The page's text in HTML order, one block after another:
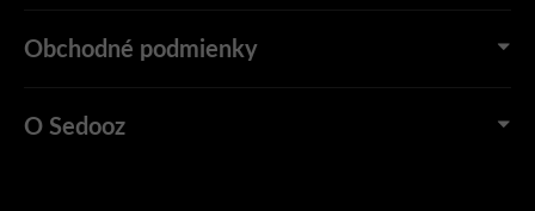
Obchodné podmienky
O Sedooz